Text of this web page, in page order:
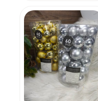
įvertinimą